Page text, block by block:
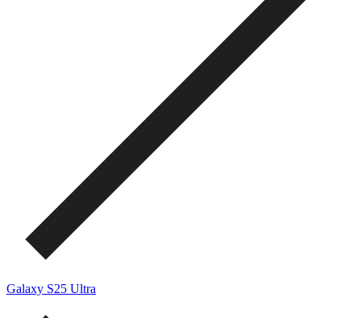
Galaxy S25 Ultra